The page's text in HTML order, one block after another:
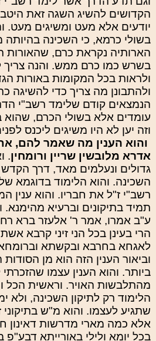
הקדושים להשיג השגה זאת
יודעים אלא מעט ומשיגים מעט.
בשולי כרמא, כי השכינה בהיותה
הארותיה נקראת כרם, שהאורות
בשרש כמו כרם ממש. והנה צריך
ולראות בכל המקומות באורות
ולהתבונן מה צריך כדי להשיגה
הנמצאים קודם שלימד רשב"י
עומדים אלא בשולי הכרם, שהוא
וזה יען לא היו משיגים ליכנס
והוא הענין מה שאמר להם,
אדרא מלובשין שריין ורומחין.
גדולים ונעלמים מאד, דרך
השכינה. והוא הלימוד בדוגמא
רשב"י ז"ל את חבריו. והוא ענין
תמיד בתיקונים וברעיא
ע"ב אמרו, אמר ר' אלעזר ברא
הרי בעינן בכל הני זיני קרבא
לאגחא בחרבא ובקשתא וברומחא
וביאור הענין הזה הוא מן
ביותר. והוא הענין עצמו
מהתלבשות האויר. וראשית הכל
הלימוד רק לתיקון השכינה, ולא
שתגיע לעצמו. והוא מ"ש
אלא כמה מארי מדרשות דאינון
בכל יומא ולילי באורייתא דבע"פ